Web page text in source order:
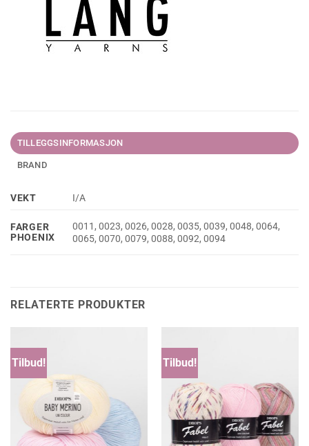
TILLEGGSINFORMASJON
BRAND
VEKT I/A
FARGER
PHOENIX
0011, 0023, 0026, 0028, 0035, 0039, 0048, 0064,
0065, 0070, 0079, 0088, 0092, 0094
RELATERTE PRODUKTER
Tilbud! Tilbud!